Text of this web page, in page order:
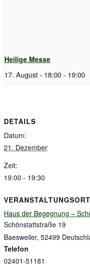
Heilige Messe
17. August - 18:00- 19:00
DETAILS
Datum:
21. Dezember
Zeit:
19:00 - 19:30
VERANSTALTUNGSORT
Haus der Begegnung –
Schönstattstraße 19
Baesweiler, 52499
Telefon
02401-51181